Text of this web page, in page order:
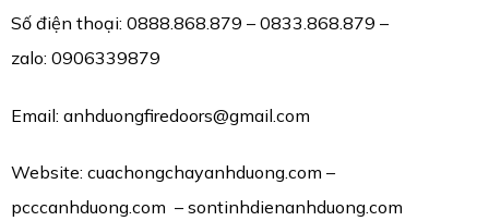
Số điện thoại: 0888.868.879 – 0833.868.879 –
zalo: 0906339879
Email: anhduongfiredoors@gmail.com
Website: cuachongchayanhduong.com –
pcccanhduong.com – sontinhdienanhduong.com